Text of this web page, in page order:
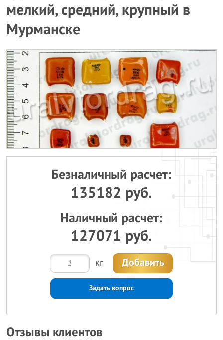
мелкий, средний, крупный в
Мурманске
Безналичный расчет:
135182 руб.
Наличный расчет:
127071 руб.
кг Добавить
Задать вопрос
Отзывы клиентов